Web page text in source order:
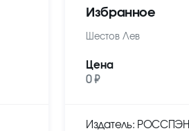
Избранное
Шестов Лев
Цена
0 ₽
Издатель: РОССПЭН